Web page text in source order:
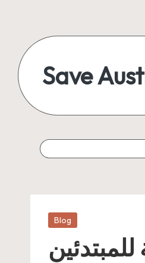
content
Save
Austin
exploring
Posted
Blog